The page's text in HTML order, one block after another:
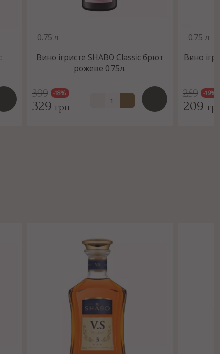
0.75 л
Вино ігристе SHABO Classic брют
рожеве 0.75л.
399 -18%
329 грн
0.75 л
Вино
259 -19%
209